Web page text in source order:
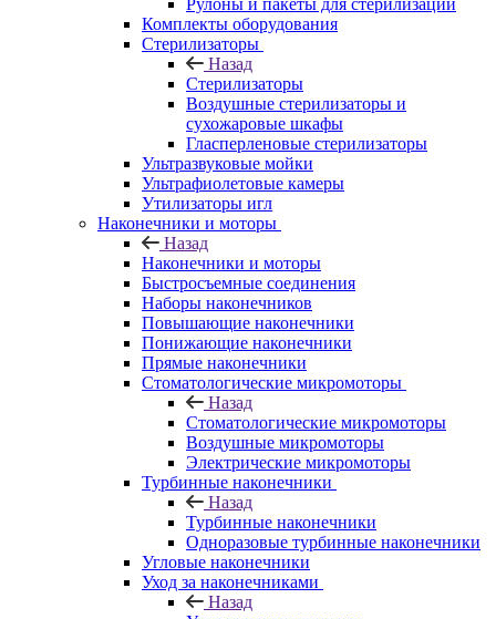
Рулоны и пакеты для стерилизации
Комплекты оборудования
Стерилизаторы
Назад
Стерилизаторы
Воздушные стерилизаторы и
сухожаровые шкафы
Гласперленовые стерилизаторы
Ультразвуковые мойки
Ультрафиолетовые камеры
Утилизаторы игл
Наконечники и моторы
Назад
Наконечники и моторы
Быстросъемные соединения
Наборы наконечников
Повышающие наконечники
Понижающие наконечники
Прямые наконечники
Стоматологические микромоторы
Назад
Стоматологические микромоторы
Воздушные микромоторы
Электрические микромоторы
Турбинные наконечники
Назад
Турбинные наконечники
Одноразовые турбинные наконечники
Угловые наконечники
Уход за наконечниками
Назад